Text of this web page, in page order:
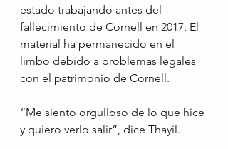
estado trabajando antes del
fallecimiento de Cornell en 2017. El
material ha permanecido en el
limbo debido a problemas legales
con el patrimonio de Cornell.
“Me siento orgulloso de lo que hice
y quiero verlo salir”, dice Thayil.